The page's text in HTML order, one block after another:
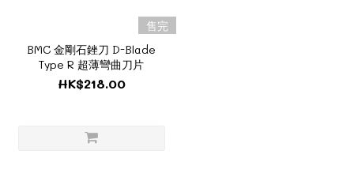
售完
BMC 金剛石銼刀 D-Blade
Type R 超薄彎曲刀片
HK$218.00